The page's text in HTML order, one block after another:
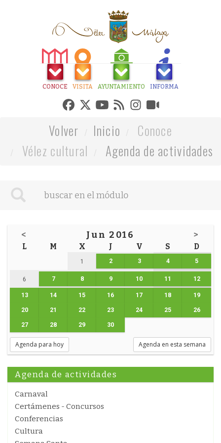
CONOCE VISITA AYUNTAMIENTO INFORMA
Volver Inicio
Conoce
Vélez cultural
Agenda de actividades
< Jun 2016 >
L M X J V S D
1 2 3 4 5
6 7 8 9 10 11 12
13 14 15 16 17 18 19
20 21 22 23 24 25 26
27 28 29 30
Agenda para hoy Agenda en esta semana
Agenda de actividades
Carnaval
Certámenes - Concursos
Conferencias
Cultura